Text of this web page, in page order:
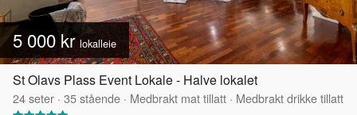
5 000 krlokalleie
St Olavs Plass Event Lokale - Halve lokalet
24seter · 35stående · Medbrakt mat tillatt · Medbrakt drikke tillatt